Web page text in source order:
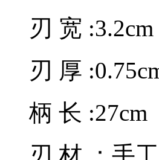
刃 宽 :3.2cm
刃 厚
柄 长 :27cm